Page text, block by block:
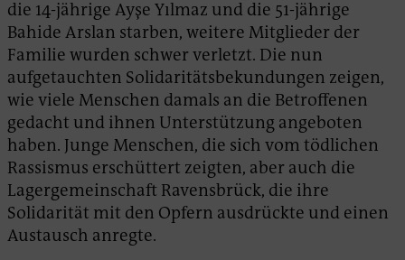
die 14-jährige Ayşe Yılmaz und die 51-jährige
Bahide Arslan starben, weitere Mitglieder der
Familie wurden schwer verletzt. Die nun
aufgetauchten Solidaritätsbekundungen zeigen,
wie viele Menschen damals an die Betroffenen
gedacht und ihnen Unterstützung angeboten
haben. Junge Menschen, die sich vom tödlichen
Rassismus erschüttert zeigten, aber auch die
Lagergemeinschaft Ravensbrück, die ihre
Solidarität mit den Opfern ausdrückte und einen
Austausch anregte.